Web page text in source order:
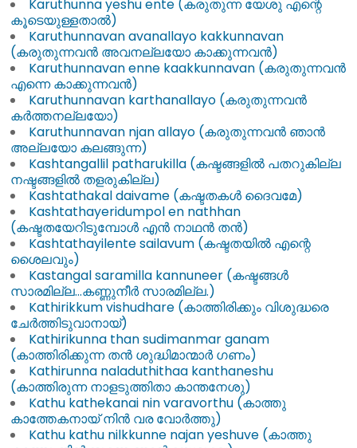
Karuthunna yeshu ente (കരുതുന്ന യേശു എന്റെ
കൂടെയുള്ളതാൽ)
Karuthunnavan avanallayo kakkunnavan
(കരുതുന്നവൻ അവനല്ലയോ കാക്കുന്നവൻ)
Karuthunnavan enne kaakkunnavan (കരുതുന്നവൻ
എന്നെ കാക്കുന്നവൻ)
Karuthunnavan karthanallayo (കരുതുന്നവൻ
കർത്തനല്ലയോ)
Karuthunnavan njan allayo (കരുതുന്നവൻ ഞാൻ
അല്ലയോ കലങ്ങുന്ന)
Kashtangallil patharukilla (കഷ്ടങ്ങളിൽ പതറുകില്ല
നഷ്ടങ്ങളിൽ തളരുകില്ല)
Kashtathakal daivame (കഷ്ടതകൾ ദൈവമേ)
Kashtathayeridumpol en nathhan
(കഷ്ടതയേറിടുമ്പോൾ എൻ നാഥൻ തൻ)
Kashtathayilente sailavum (കഷ്ടതയിൽ എന്റെ
ശൈലവും)
Kastangal saramilla kannuneer (കഷ്ടങ്ങൾ
സാരമില്ല…കണ്ണുനീർ സാരമില്ല.)
Kathirikkum vishudhare (കാത്തിരിക്കും വിശുദ്ധരെ
ചേർത്തിടുവാനായ്)
Kathirikunna than sudimanmar ganam
(കാത്തിരിക്കുന്ന തൻ ശുദ്ധിമാന്മാർ ഗണം)
Kathirunna naladuthithaa kanthaneshu
(കാത്തിരുന്ന നാളടുത്തിതാ കാന്തനേശു)
Kathu kathekanai nin varavorthu (കാത്തു
കാത്തേകനായ് നിൻ വര വോർത്തു)
Kathu kathu nilkkunne najan yeshuve (കാത്തു